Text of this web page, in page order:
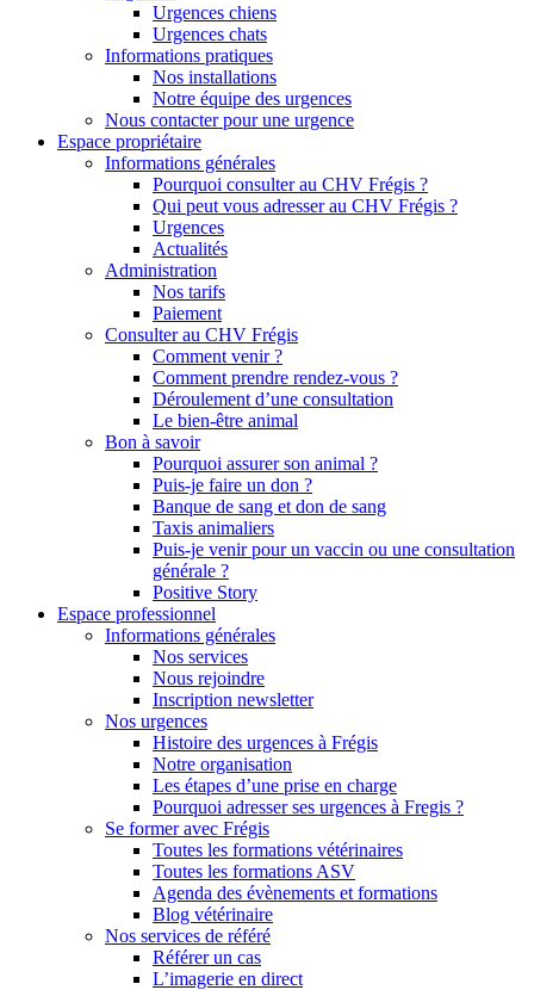
Urgences chiens
Urgences chats
Informations pratiques
Nos installations
Notre équipe des urgences
Nous contacter pour une urgence
Espace propriétaire
Informations générales
Pourquoi consulter au CHV Frégis ?
Qui peut vous adresser au CHV Frégis ?
Urgences
Actualités
Administration
Nos tarifs
Paiement
Consulter au CHV Frégis
Comment venir ?
Comment prendre rendez-vous ?
Déroulement d’une consultation
Le bien-être animal
Bon à savoir
Pourquoi assurer son animal ?
Puis-je faire un don ?
Banque de sang et don de sang
Taxis animaliers
Puis-je venir pour un vaccin ou une consultation
générale ?
Positive Story
Espace professionnel
Informations générales
Nos services
Nous rejoindre
Inscription newsletter
Nos urgences
Histoire des urgences à Frégis
Notre organisation
Les étapes d’une prise en charge
Pourquoi adresser ses urgences à Fregis ?
Se former avec Frégis
Toutes les formations vétérinaires
Toutes les formations ASV
Agenda des évènements et formations
Blog vétérinaire
Nos services de référé
Référer un cas
L’imagerie en direct